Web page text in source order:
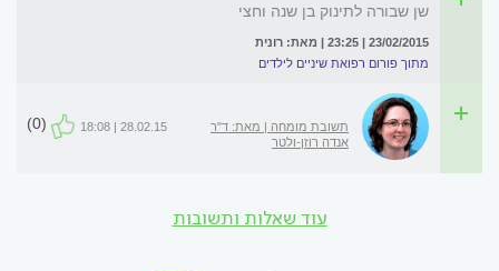
שן שבורה לתינוק בן שנה וחצי
23/02/2015 | 23:25 | מאת: רונית
מתוך פורום רפואת שיניים לילדים
תשובת מומחה | מאת: ד"ר
אנדה רוזן-ולטר
28.02.15 | 18:08
(0)
עוד שאלות ותשובות